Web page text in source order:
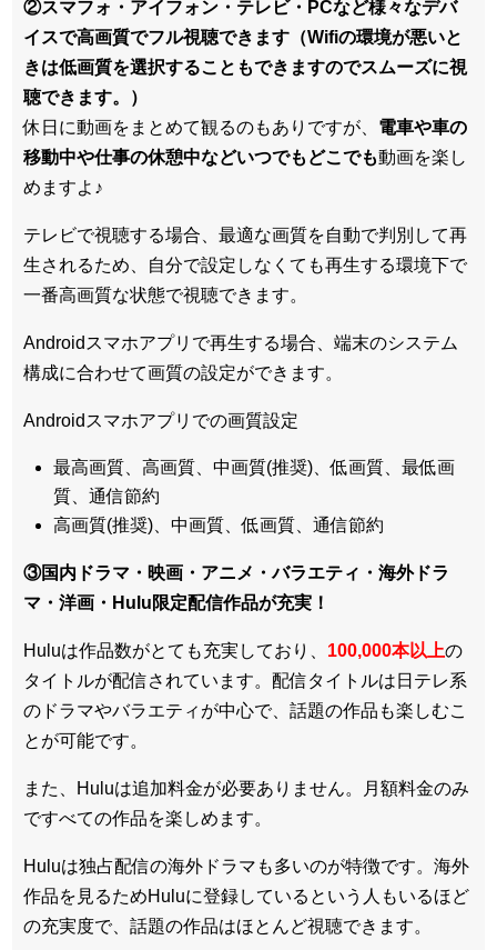
②スマフォ・アイフォン・テレビ・PCなど様々なデバ
イスで高画質でフル視聴できます（Wifiの環境が悪いと
きは低画質を選択することもできますのでスムーズに視
聴できます。）
休日に動画をまとめて観るのもありですが、 電車や車の
移動中や仕事の休憩中などいつでもどこでも動画を楽し
めますよ♪
テレビで視聴する場合、最適な画質を自動で判別して再
生されるため、
自分で設定しなくても再生する環境下で
一番高画質な状態で視聴できます。
Androidスマホアプリで再生する場合、端末のシステム
構成に合わせて画質の設定ができます。
Androidスマホアプリでの画質設定
最高画質、高画質、中画質(推奨)、低画質、最低画
質、通信節約
高画質(推奨)、中画質、低画質、通信節約
③国内ドラマ・映画・アニメ・バラエティ・ 海外ドラ
マ・洋画・Hulu限定配信作品が充実！
Huluは作品数がとても充実しており、 100,000本以上の
タイトルが配信されています。配信タイトルは 日テレ系
のドラマやバラエティが中心で、話題の作品も楽しむこ
とが可能です。
また、Huluは追加料金が必要ありません。
月額料金のみ
ですべての作品を楽しめます。
Huluは独占配信の海外ドラマも多いのが特徴です。海外
作品を見るためHuluに登録しているという人もいるほど
の充実度で、話題の作品はほとんど視聴できます。